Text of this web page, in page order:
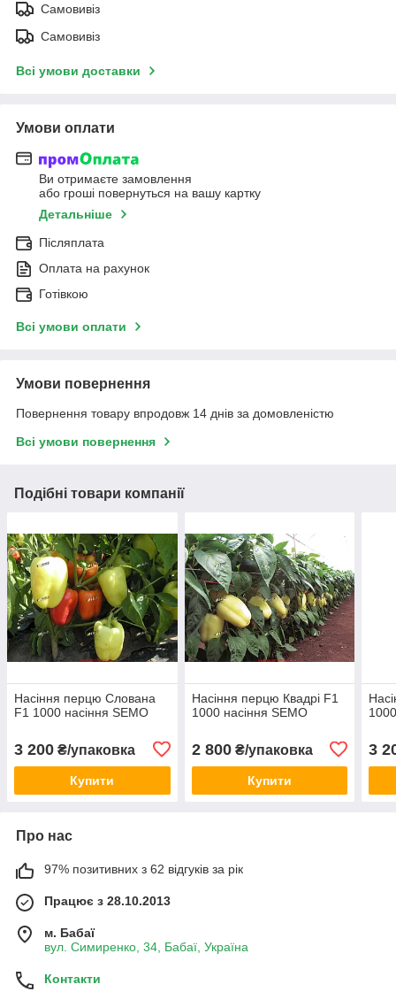
Самовивіз
Самовивіз
Всі умови доставки
Умови оплати
Ви отримаєте замовлення
або гроші повернуться на вашу картку
Детальніше
Післяплата
Оплата на рахунок
Готівкою
Всі умови оплати
Умови повернення
Повернення товару впродовж 14 днів за домовленістю
Всі умови повернення
Подібні товари компанії
Насіння перцю Слована
F1 1000 насіння SEMO
3 200 ₴/упаковка
Купити
Насіння перцю Квадрі F1
1000 насіння SEMO
2 800₴/упаковка
Купити
3
Про нас
97% позитивних з 62 відгуків за рік
Працює з 28.10.2013
м. Бабаї
вул. Симиренко, 34, Бабаї, Україна
Контакти